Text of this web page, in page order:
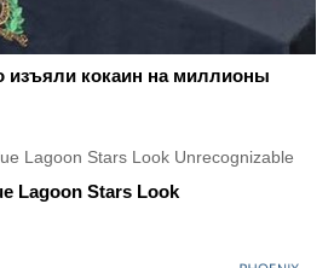
изъяли кокаин на миллионы
Lagoon Stars Look